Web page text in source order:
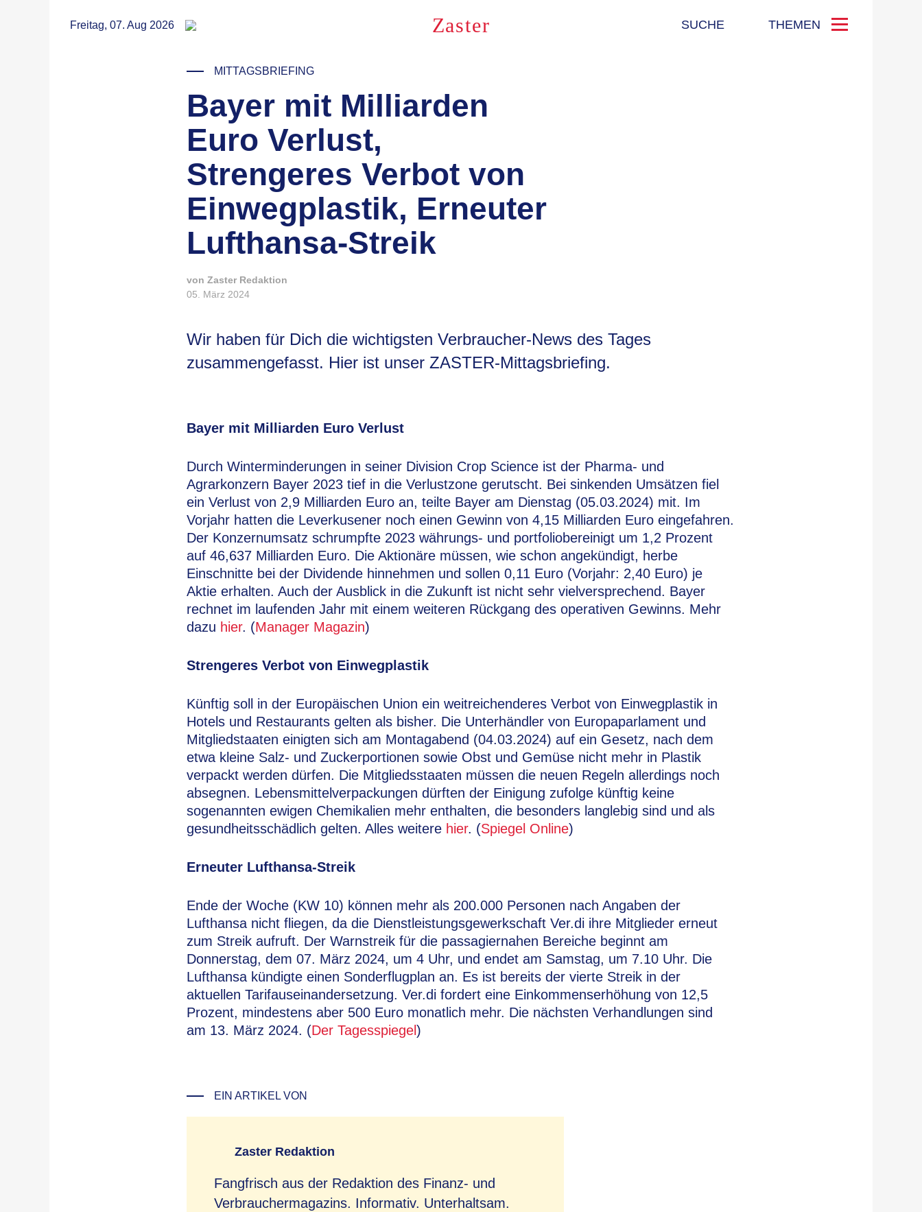
Freitag, 07. Aug 2026 RSS Zaster SUCHE THEMEN
© Jas Min / Unsplash
MITTAGSBRIEFING
Bayer mit Milliarden
Euro Verlust,
Strengeres Verbot von
Einwegplastik, Erneuter
Lufthansa-Streik
von Zaster Redaktion
05. März 2024
Wir haben für Dich die wichtigsten Verbraucher-News des Tages
zusammengefasst. Hier ist unser ZASTER-Mittagsbriefing.
Bayer mit Milliarden Euro Verlust
Durch Winterminderungen in seiner Division Crop Science ist der Pharma- und
Agrarkonzern Bayer 2023 tief in die Verlustzone gerutscht. Bei sinkenden Umsätzen fiel
ein Verlust von 2,9 Milliarden Euro an, teilte Bayer am Dienstag (05.03.2024) mit. Im
Vorjahr hatten die Leverkusener noch einen Gewinn von 4,15 Milliarden Euro eingefahren.
Der Konzernumsatz schrumpfte 2023 währungs- und portfoliobereinigt um 1,2 Prozent
auf 46,637 Milliarden Euro. Die Aktionäre müssen, wie schon angekündigt, herbe
Einschnitte bei der Dividende hinnehmen und sollen 0,11 Euro (Vorjahr: 2,40 Euro) je
Aktie erhalten. Auch der Ausblick in die Zukunft ist nicht sehr vielversprechend. Bayer
rechnet im laufenden Jahr mit einem weiteren Rückgang des operativen Gewinns. Mehr
dazu hier. (Manager Magazin)
Strengeres Verbot von Einwegplastik
Künftig soll in der Europäischen Union ein weitreichenderes Verbot von Einwegplastik in
Hotels und Restaurants gelten als bisher. Die Unterhändler von Europaparlament und
Mitgliedstaaten einigten sich am Montagabend (04.03.2024) auf ein Gesetz, nach dem
etwa kleine Salz- und Zuckerportionen sowie Obst und Gemüse nicht mehr in Plastik
verpackt werden dürfen. Die Mitgliedsstaaten müssen die neuen Regeln allerdings noch
absegnen. Lebensmittelverpackungen dürften der Einigung zufolge künftig keine
sogenannten ewigen Chemikalien mehr enthalten, die besonders langlebig sind und als
gesundheitsschädlich gelten. Alles weitere hier. (Spiegel Online)
Erneuter Lufthansa-Streik
Ende der Woche (KW 10) können mehr als 200.000 Personen nach Angaben der
Lufthansa nicht fliegen, da die Dienstleistungsgewerkschaft Ver.di ihre Mitglieder erneut
zum Streik aufruft. Der Warnstreik für die passagiernahen Bereiche beginnt am
Donnerstag, dem 07. März 2024, um 4 Uhr, und endet am Samstag, um 7.10 Uhr. Die
Lufthansa kündigte einen Sonderflugplan an. Es ist bereits der vierte Streik in der
aktuellen Tarifauseinandersetzung. Ver.di fordert eine Einkommenserhöhung von 12,5
Prozent, mindestens aber 500 Euro monatlich mehr. Die nächsten Verhandlungen sind
am 13. März 2024. (Der Tagesspiegel)
EIN ARTIKEL VON
Zaster Redaktion
Fangfrisch aus der Redaktion des Finanz- und
Verbrauchermagazins. Informativ. Unterhaltsam.